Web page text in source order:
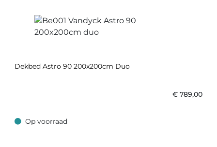
Dekbed Astro 90 200x200cm Duo
€ 789,00
Op voorraad
Op voorraad